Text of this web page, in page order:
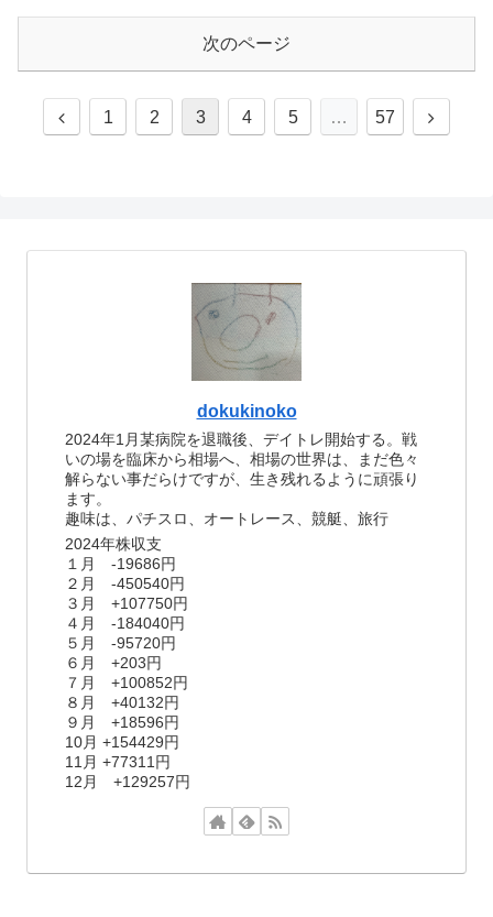
次のページ
前
1 2 3 4 5 … 57
次
dokukinoko
2024年1月某病院を退職後、デイトレ開始する。戦
いの場を臨床から相場へ、相場の世界は、まだ色々
解らない事だらけですが、生き残れるように頑張り
ます。
趣味は、パチスロ、オートレース、競艇、旅行
2024年株収支
１月 -19686円
２月 -450540円
３月 +107750円
４月 -184040円
５月 -95720円
６月 +203円
７月 +100852円
８月 +40132円
９月 +18596円
10月 +154429円
11月 +77311円
12月 +129257円